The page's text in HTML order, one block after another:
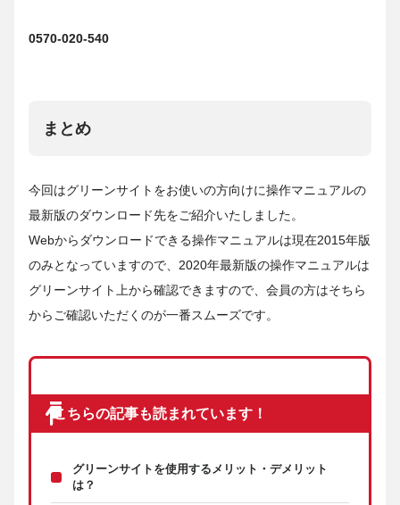
0570-020-540
まとめ
今回はグリーンサイトをお使いの方向けに操作マニュアルの
最新版のダウンロード先をご紹介いたしました。
Webからダウンロードできる操作マニュアルは現在2015年版
のみとなっていますので、2020年最新版の操作マニュアルは
グリーンサイト上から確認できますので、会員の方はそちら
からご確認いただくのが一番スムーズです。
こちらの記事も読まれています！
グリーンサイトを使用するメリット・デメリット
は？